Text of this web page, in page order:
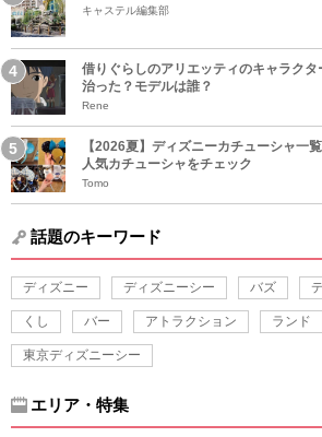
キャステル編集部
借りぐらしのアリエッティのキャラク
治った？モデルは誰？
Rene
【2026夏】ディズニーカチューシャ一
人気カチューシャをチェック
Tomo
話題のキーワード
ディズニー ディズニーシー バズ
くし バー アトラクション ランド
東京ディズニーシー
エリア・特集